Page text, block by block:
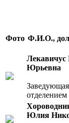
Фото Ф.И.О.,
Лекавичус
Юрьевна
Заведующая
отделением
Юлия